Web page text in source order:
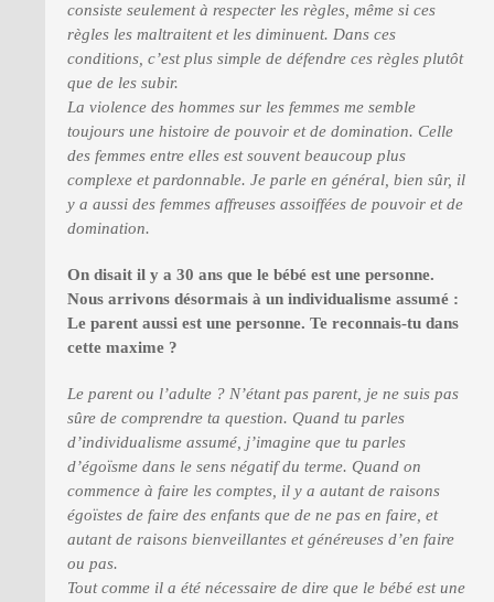
consiste seulement à respecter les règles, même si ces
règles les maltraitent et les diminuent. Dans ces
conditions, c’est plus simple de défendre ces règles plutôt
que de les subir.
La violence des hommes sur les femmes me semble
toujours une histoire de pouvoir et de domination. Celle
des femmes entre elles est souvent beaucoup plus
complexe et pardonnable. Je parle en général, bien sûr, il
y a aussi des femmes affreuses assoiffées de pouvoir et de
domination.
On disait il y a 30 ans que le bébé est une personne.
Nous arrivons désormais à un individualisme assumé :
Le parent aussi est une personne. Te reconnais-tu dans
cette maxime ?
Le parent ou l’adulte ? N’étant pas parent, je ne suis pas
sûre de comprendre ta question. Quand tu parles
d’individualisme assumé, j’imagine que tu parles
d’égoïsme dans le sens négatif du terme. Quand on
commence à faire les comptes, il y a autant de raisons
égoïstes de faire des enfants que de ne pas en faire, et
autant de raisons bienveillantes et généreuses d’en faire
ou pas.
Tout comme il a été nécessaire de dire que le bébé est une